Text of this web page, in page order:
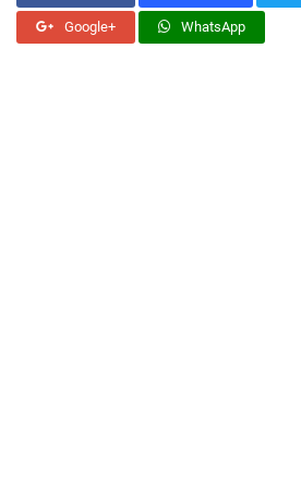
Google+ WhatsApp